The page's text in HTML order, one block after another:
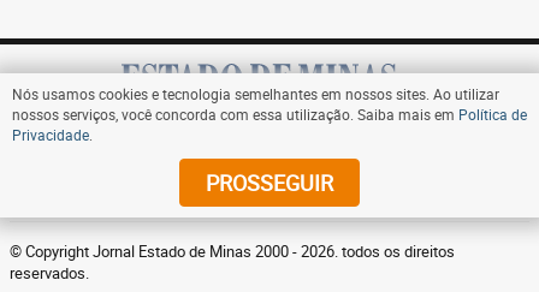
Assine
© Copyright Jornal Estado de Minas 2000 - 2026. todos os direitos
reservados.
Nós usamos cookies e tecnologia semelhantes em nossos sites. Ao utilizar
nossos serviços, você concorda com essa utilização. Saiba mais em Política de
Privacidade
PROSSEGUIR